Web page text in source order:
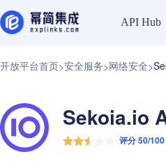
API Hub
开放平台首页>安全服务>网络安全>
Sekoia.io
评分 50/100